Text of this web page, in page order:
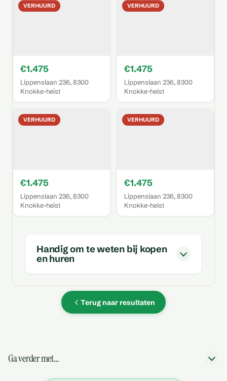
VERHUURD
€1.475
Lippenslaan 236, 8300
Knokke-heist
VERHUURD
€1.475
Lippenslaan 236, 8300
Knokke-heist
VERHUURD
€1.475
Lippenslaan 236, 8300
Knokke-heist
VERHUURD
€1.475
Lippenslaan 236, 8300
Knokke-heist
Handig om te weten bij kopen
en huren
Terug naar resultaten
Ga verder met…